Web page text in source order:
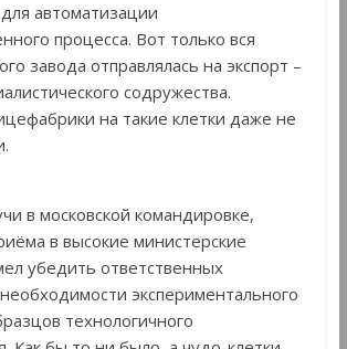
автоматизации
процесса. Вот только вся
завода отправлялась на экспорт –
содружества.
на такие клетки даже не
в московской командировке,
в высокие министерские
убедить ответственных
экспериментального
технологичного